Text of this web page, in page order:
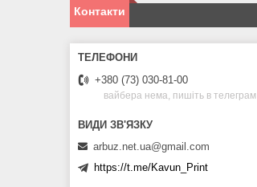
Контакти
+380 (73) 030-81-00
вайбера нема, пишіть в телеграм
arbuz.net.ua@gmail.com
https://t.me/Kavun_Print